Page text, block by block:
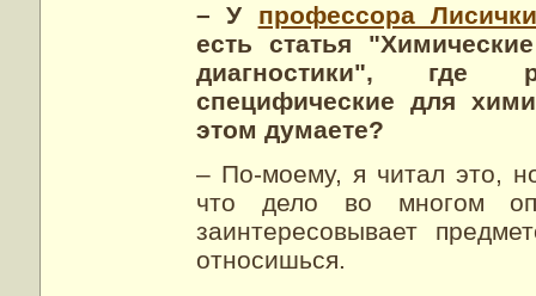
– У профессора
есть статья
диагностики", где
специфические для
этом думаете?
– По-моему, я читал это,
что дело во многом
заинтересовывает
относишься.